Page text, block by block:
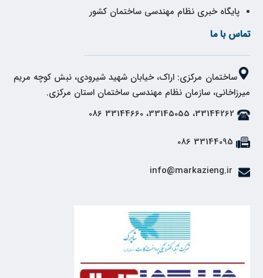
پایگاه خبری نظام مهندسی ساختمان کشور
تماس با ما
ساختمان مرکزی: اراک، خیابان شهید شیرودی، نبش کوچه مریم
میرزاخانی، سازمان نظام مهندسی ساختمان استان مرکزی.
33144262، 33145055، 33144660 086
33144095 086